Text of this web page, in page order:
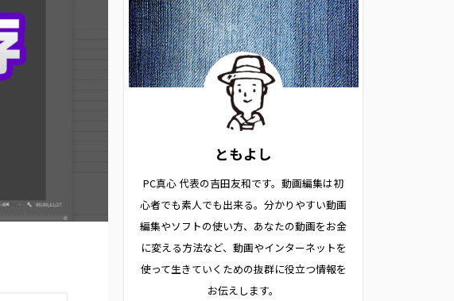
ともよし
PC真心 代表の吉田友和です。動画編集は初
心者でも素人でも出来る。分かりやすい動画
編集やソフトの使い方、あなたの動画をお金
に変える方法など、動画やインターネットを
使って生きていくための抜群に役立つ情報を
お伝えします。